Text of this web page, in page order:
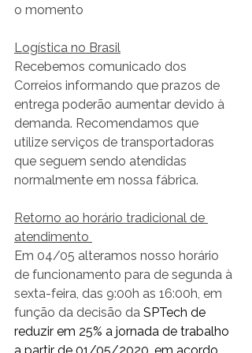
o momento
Logística no Brasil
Recebemos comunicado dos
Correios informando que prazos de
entrega poderão aumentar devido à
demanda. Recomendamos que
utilize serviços de transportadoras
que seguem sendo atendidas
normalmente em nossa fábrica.
Retorno ao horário tradicional de
atendimento
Em 04/05 alteramos nosso horário
de funcionamento para de segunda à
sexta-feira, das 9:00h as 16:00h, em
função da decisão da SPTech de
reduzir em 25% a jornada de trabalho